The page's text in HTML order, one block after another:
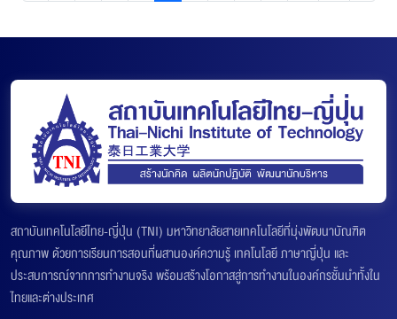
สถาบันเทคโนโลยีไทย-ญี่ปุ่น (TNI) มหาวิทยาลัยสายเทคโนโลยีที่มุ่งพัฒนาบัณฑิต
คุณภาพ ด้วยการเรียนการสอนที่ผสานองค์ความรู้ เทคโนโลยี ภาษาญี่ปุ่น และ
ประสบการณ์จากการทำงานจริง พร้อมสร้างโอกาสสู่การทำงานในองค์กรชั้นนำทั้งใน
ไทยและต่างประเทศ